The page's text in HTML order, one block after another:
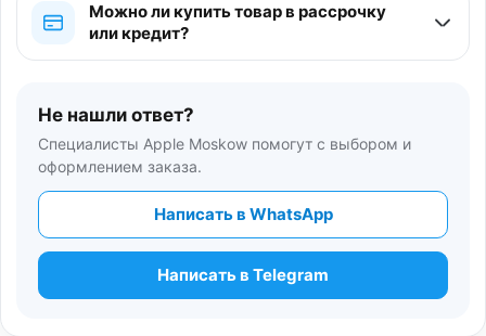
Можно ли купить товар в рассрочку
или кредит?
Не нашли ответ?
Специалисты Apple Moskow помогут с выбором и
оформлением заказа.
Написать в WhatsApp
Написать в Telegram